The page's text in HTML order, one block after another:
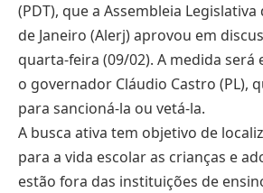
(PDT), que a Assembleia
de Janeiro (Alerj) aprovou em
quarta-feira (09/02). A medida será
o governador Cláudio Castro (PL),
para sancioná-la ou vetá-la.
A busca ativa tem objetivo de
para a vida escolar as crianças e
estão fora das instituições de